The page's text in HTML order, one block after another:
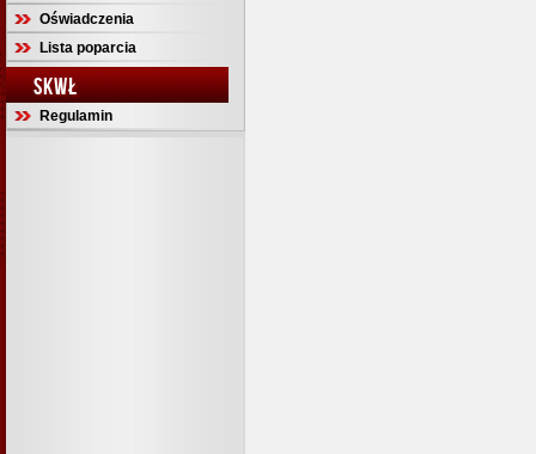
Oświadczenia
Lista poparcia
SKWŁ
Regulamin